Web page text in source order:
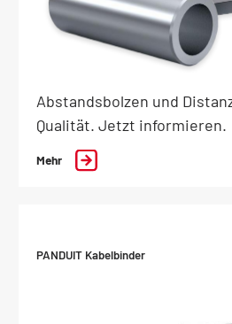
Abstandsbolzen und
Qualität. Jetzt informieren.
Mehr
PANDUIT Kabelbinder